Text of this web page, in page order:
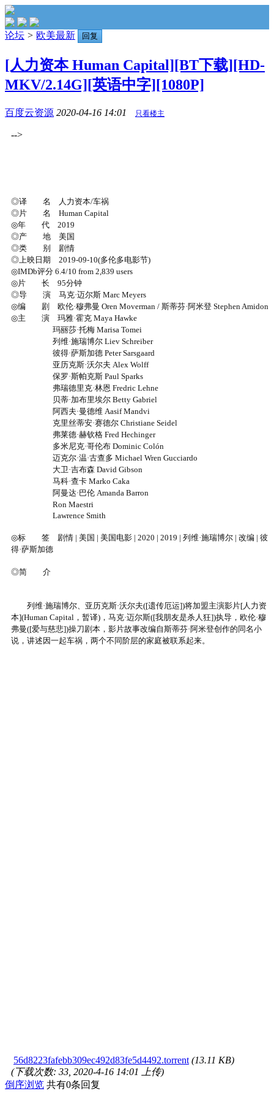
论坛 > 欧美最新 回复
[人力资本 Human Capital][BT下载][HD-
MKV/2.14G][英语中字][1080P]
百度云资源 2020-04-16 14:01 只看楼主
-->
◎译 名 人力资本/车祸
◎片 名 Human Capital
◎年 代 2019
◎产 地 美国
◎类 别 剧情
◎上映日期 2019-09-10(多伦多电影节)
◎IMDb评分 6.4/10 from 2,839 users
◎片 长 95分钟
◎导 演 马克·迈尔斯 Marc Meyers
◎编 剧 欧伦·穆弗曼 Oren Moverman / 斯蒂芬·阿米登 Stephen Amidon
◎主 演 玛雅·霍克 Maya Hawke
玛丽莎·托梅 Marisa Tomei
列维·施瑞博尔 Liev Schreiber
彼得·萨斯加德 Peter Sarsgaard
亚历克斯·沃尔夫 Alex Wolff
保罗·斯帕克斯 Paul Sparks
弗瑞德里克·林恩 Fredric Lehne
贝蒂·加布里埃尔 Betty Gabriel
阿西夫·曼德维 Aasif Mandvi
克里丝蒂安·赛德尔 Christiane Seidel
弗莱德·赫钦格 Fred Hechinger
多米尼克·哥伦布 Dominic Colón
迈克尔·温·古查多 Michael Wren Gucciardo
大卫·吉布森 David Gibson
马科·查卡 Marko Caka
阿曼达·巴伦 Amanda Barron
Ron Maestri
Lawrence Smith
◎标 签 剧情 | 美国 | 美国电影 | 2020 | 2019 | 列维·施瑞博尔 | 改编 | 彼
得·萨斯加德
◎简 介
列维·施瑞博尔、亚历克斯·沃尔夫([遗传厄运])将加盟主演影片[人力资
本](Human Capital，暂译)，马克·迈尔斯([我朋友是杀人狂])执导，欧伦·穆
弗曼([爱与慈悲])操刀剧本，影片故事改编自斯蒂芬·阿米登创作的同名小
说，讲述因一起车祸，两个不同阶层的家庭被联系起来。
56d8223fafebb309ec492d83fe5d4492.torrent (13.11 KB)
(下载次数: 33, 2020-4-16 14:01 上传)
倒序浏览 共有0条回复